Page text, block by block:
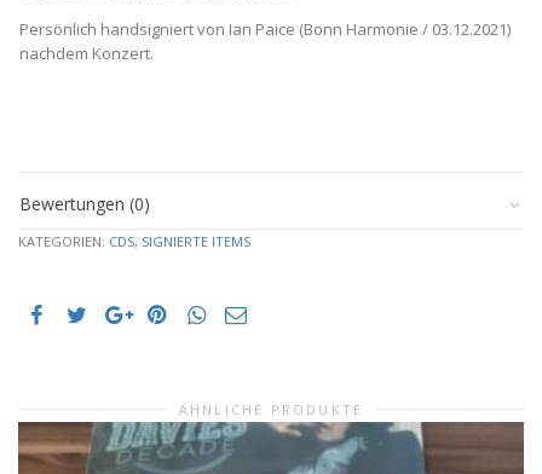
Ian
Paice)
Persönlich handsigniert von Ian Paice (Bonn Harmonie / 03.12.2021)
nachdem Konzert.
Bewertungen (0)
KATEGORIEN: CDS, SIGNIERTE ITEMS
ÄHNLICHE PRODUKTE